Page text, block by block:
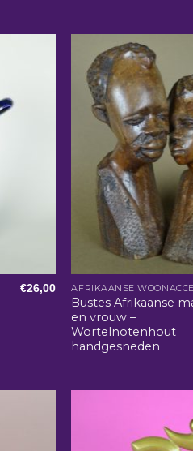
€26,00
Bustes Afrikaanse
en vrouw –
Wortelnotenhout
handgesneden